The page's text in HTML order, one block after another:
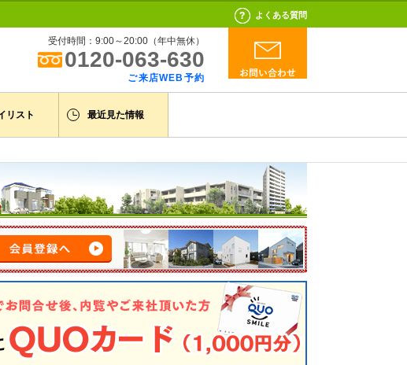
よくある質問
受付時間：9:00～20:00（年中無休）
0120-063-630
ご来店WEB予約
リスト 最近見た情報